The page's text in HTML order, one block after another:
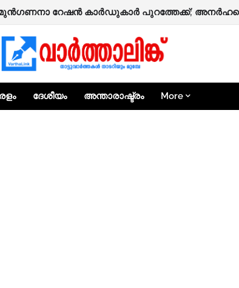
പദ്ധതിയിലൂടെ 25,000 രൂപ
ദേശീയം അന്താരാഷ്ട്രം More